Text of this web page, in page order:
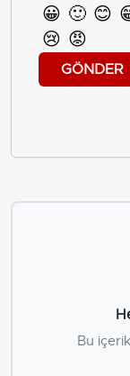
😀 🙂 😊
😢 😡
GÖNDER
Bu